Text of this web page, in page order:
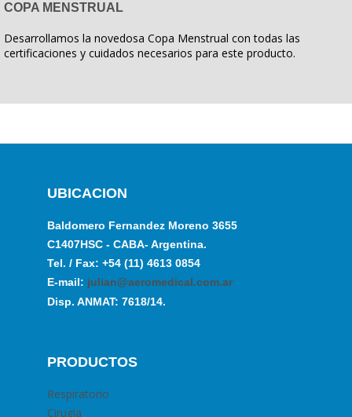
COPA MENSTRUAL
Desarrollamos la novedosa Copa Menstrual con todas las
certificaciones y cuidados necesarios para este producto.
UBICACION
Baldomero Fernandez Moreno 3655
C1407HSC - CABA- Argentina.
Tel. / Fax: +54 (11) 4613 0854
E-mail: julian@aeromedical.com.ar
Disp. ANMAT: 7618/14.
PRODUCTOS
Respiratorio
Cirugia